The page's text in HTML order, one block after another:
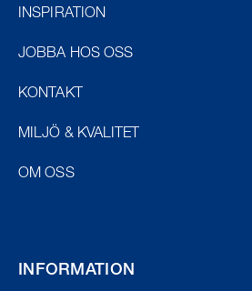
INSPIRATION
JOBBA HOS OSS
KONTAKT
MILJÖ & KVALITET
OM OSS
INFORMATION